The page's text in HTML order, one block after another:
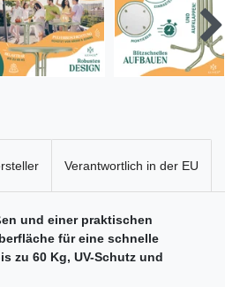
Verantwortlich in der EU
und einer praktischen
für eine schnelle
zu 60 Kg, UV-Schutz und